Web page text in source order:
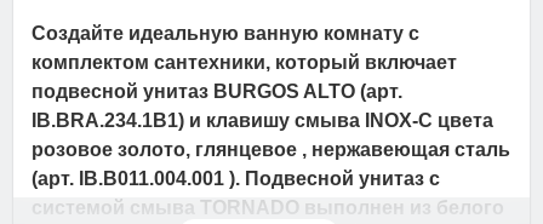
Создайте идеальную ванную комнату с
комплектом сантехники, который включает
подвесной унитаз BURGOS ALTO (арт.
IB.BRA.234.1B1) и клавишу смыва INOX-C цвета
розовое золото, глянцевое , нержавеющая сталь
(арт. IB.B011.004.001 ). Подвесной унитаз с
системой смыва TORNADO выполнен из белого